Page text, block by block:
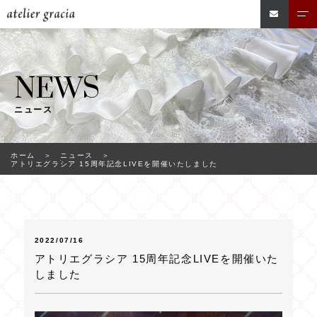
NEWS
ニュース
ホーム
ニュース
アトリエグラシア 15周年記念LIVEを開催いたしました
2022/07/16
アトリエグラシア 15周年記念LIVEを開催いた
しました